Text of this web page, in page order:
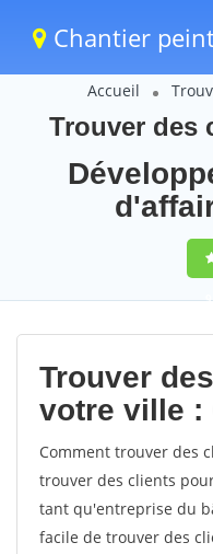
Chantier
Accueil
Trouver des
Trouver
votre ville :
Comment trouver des
trouver des clients
tant qu'entreprise du
facile de trouver des